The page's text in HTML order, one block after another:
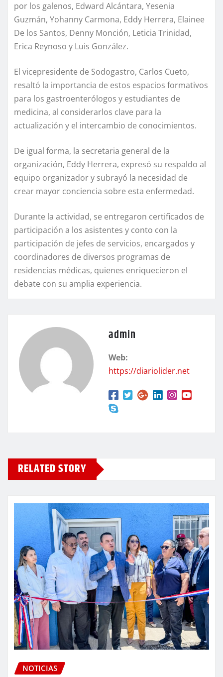
por los galenos, Edward Alcántara, Yesenia
Guzmán, Yohanny Carmona, Eddy Herrera, Elainee
De los Santos, Denny Monción, Leticia Trinidad,
Erica Reynoso y Luis González.
El vicepresidente de Sodogastro, Carlos Cueto,
resaltó la importancia de estos espacios formativos
para los gastroenterólogos y estudiantes de
medicina, al considerarlos clave para la
actualización y el intercambio de conocimientos.
De igual forma, la secretaria general de la
organización, Eddy Herrera, expresó su respaldo al
equipo organizador y subrayó la necesidad de
crear mayor conciencia sobre esta enfermedad.
Durante la actividad, se entregaron certificados de
participación a los asistentes y conto con la
participación de jefes de servicios, encargados y
coordinadores de diversos programas de
residencias médicas, quienes enriquecieron el
debate con su amplia experiencia.
admin
Web:
https://diariolider.net
RELATED STORY
NOTICIAS